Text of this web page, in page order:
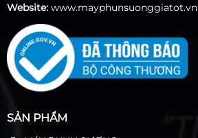
Website: www.mayphunsuonggiatot.vn
SẢN PHẨM